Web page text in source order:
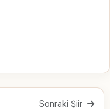
Sonraki Şiir